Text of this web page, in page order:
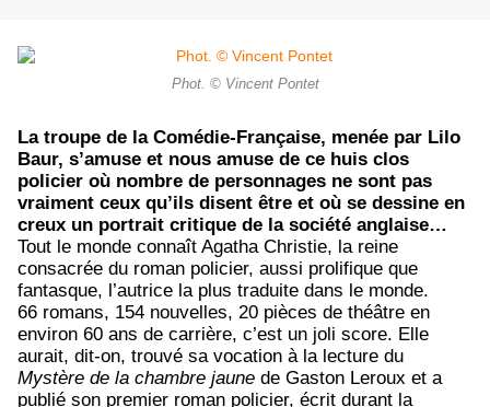
Phot. © Vincent Pontet
La troupe de la Comédie-Française, menée par Lilo
Baur, s’amuse et nous amuse de ce huis clos
policier où nombre de personnages ne sont pas
vraiment ceux qu’ils disent être et où se dessine en
creux un portrait critique de la société anglaise…
Tout le monde connaît Agatha Christie, la reine
consacrée du roman policier, aussi prolifique que
fantasque, l’autrice la plus traduite dans le monde.
66 romans, 154 nouvelles, 20 pièces de théâtre en
environ 60 ans de carrière, c’est un joli score. Elle
aurait, dit-on, trouvé sa vocation à la lecture du
Mystère de la chambre jaune de Gaston Leroux et a
publié son premier roman policier, écrit durant la